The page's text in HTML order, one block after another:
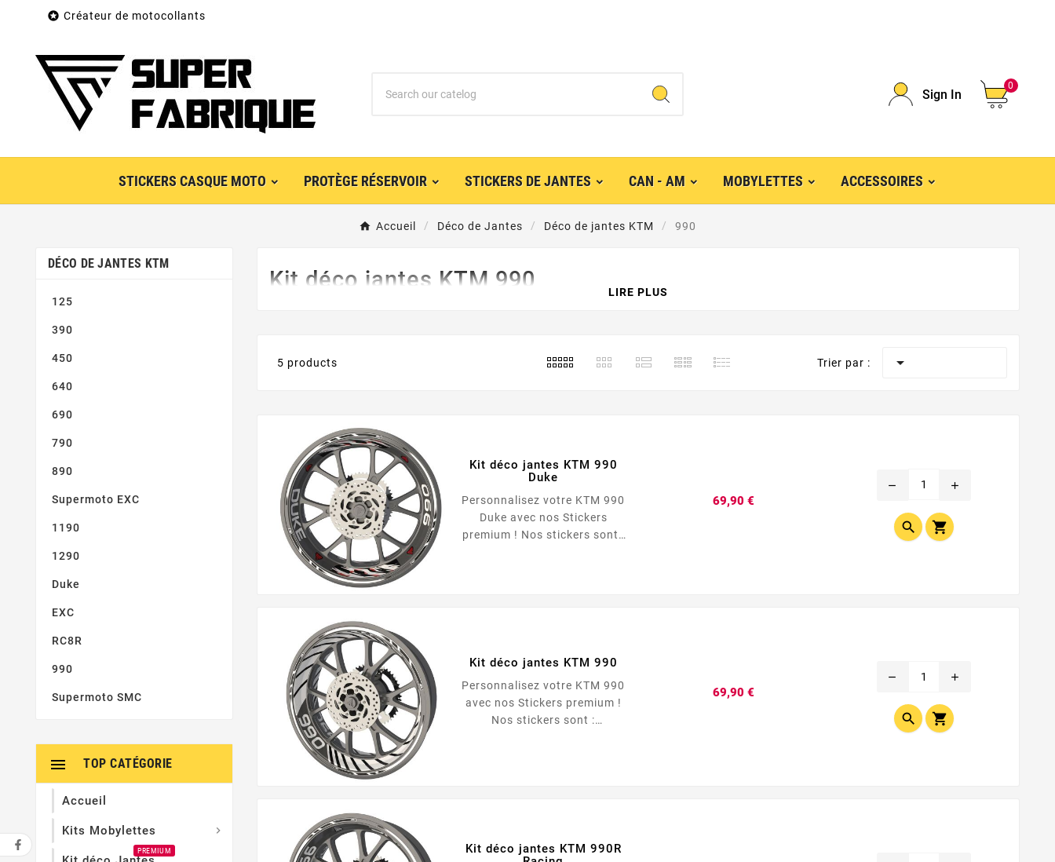
 Créateur de motocollants
Sign In
0
STICKERS CASQUE MOTO PROTÈGE RÉSERVOIR STICKERS DE JANTES CAN - AM MOBYLETTES ACCESSOIRES
Accueil Déco de Jantes Déco de jantes KTM 990
DÉCO DE JANTES KTM
125
390
450
640
690
790
890
Supermoto EXC
1190
1290
Duke
EXC
RC8R
990
Supermoto SMC
TOP CATÉGORIE

Accueil
Kits Mobylettes 
PREMIUM
Kit déco jantes KTM 990 LIRE PLUS
5 products Trier par : 
Kit déco jantes KTM 990
Duke
Personnalisez votre KTM 990
Duke avec nos Stickers
premium ! Nos stickers sont :
69,90 €Prix
remove add
 
Kit déco jantes KTM 990
Personnalisez votre KTM 990
avec nos Stickers premium !
Nos stickers sont :
69,90 €Prix
remove add
 
Kit déco jantes KTM 990R